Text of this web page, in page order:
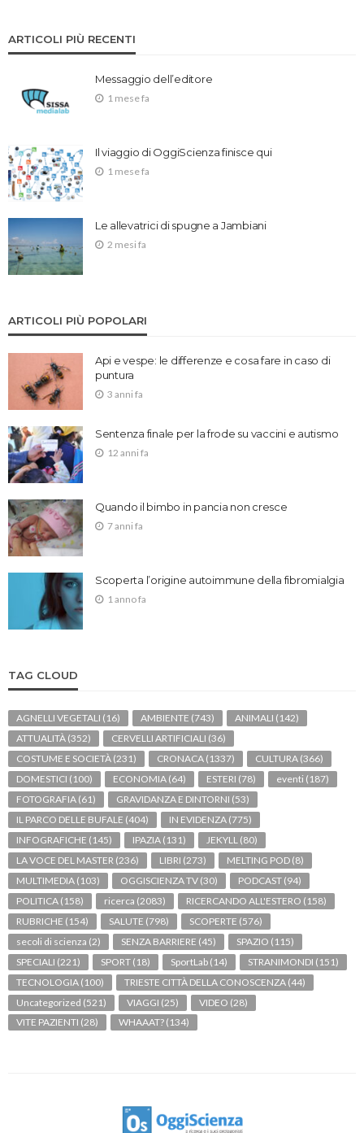
ARTICOLI PIÙ RECENTI
Messaggio dell’editore
1 mese fa
Il viaggio di OggiScienza finisce qui
1 mese fa
Le allevatrici di spugne a Jambiani
2 mesi fa
ARTICOLI PIÙ POPOLARI
Api e vespe: le differenze e cosa fare in caso di
puntura
3 anni fa
Sentenza finale per la frode su vaccini e autismo
12 anni fa
Quando il bimbo in pancia non cresce
7 anni fa
Scoperta l’origine autoimmune della fibromialgia
1 anno fa
TAG CLOUD
AGNELLI VEGETALI (16) AMBIENTE (743) ANIMALI (142)
ATTUALITÀ (352) CERVELLI ARTIFICIALI (36)
COSTUME E SOCIETÀ (231) CRONACA (1337) CULTURA (366)
DOMESTICI (100) ECONOMIA (64) ESTERI (78) eventi (187)
FOTOGRAFIA (61) GRAVIDANZA E DINTORNI (53)
IL PARCO DELLE BUFALE (404) IN EVIDENZA (775)
INFOGRAFICHE (145) IPAZIA (131) JEKYLL (80)
LA VOCE DEL MASTER (236) LIBRI (273) MELTING POD (8)
MULTIMEDIA (103) OGGISCIENZA TV (30) PODCAST (94)
POLITICA (158) ricerca (2083) RICERCANDO ALL'ESTERO (158)
RUBRICHE (154) SALUTE (798) SCOPERTE (576)
secoli di scienza (2) SENZA BARRIERE (45) SPAZIO (115)
SPECIALI (221) SPORT (18) SportLab (14) STRANIMONDI (151)
TECNOLOGIA (100) TRIESTE CITTÀ DELLA CONOSCENZA (44)
Uncategorized (521) VIAGGI (25) VIDEO (28)
VITE PAZIENTI (28) WHAAAT? (134)